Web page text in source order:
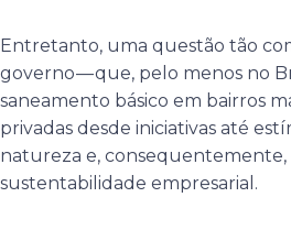
Entretanto, uma questão tão
governo — que, pelo menos no
saneamento básico em bairros
privadas desde iniciativas até
natureza e, consequentemente,
sustentabilidade empresarial.